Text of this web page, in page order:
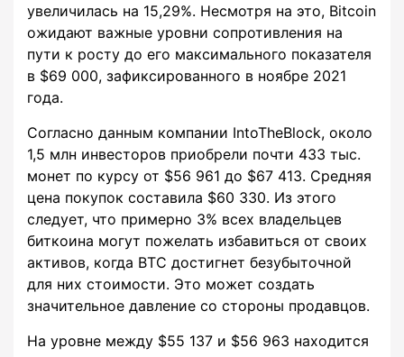
увеличилась на 15,29%. Несмотря на это, Bitcoin
ожидают важные уровни сопротивления на
пути к росту до его максимального показателя
в $69 000, зафиксированного в ноябре 2021
года.
Согласно данным компании IntoTheBlock, около
1,5 млн инвесторов приобрели почти 433 тыс.
монет по курсу от $56 961 до $67 413. Средняя
цена покупок составила $60 330. Из этого
следует, что примерно 3% всех владельцев
биткоина могут пожелать избавиться от своих
активов, когда BTC достигнет безубыточной
для них стоимости. Это может создать
значительное давление со стороны продавцов.
На уровне между $55 137 и $56 963 находится